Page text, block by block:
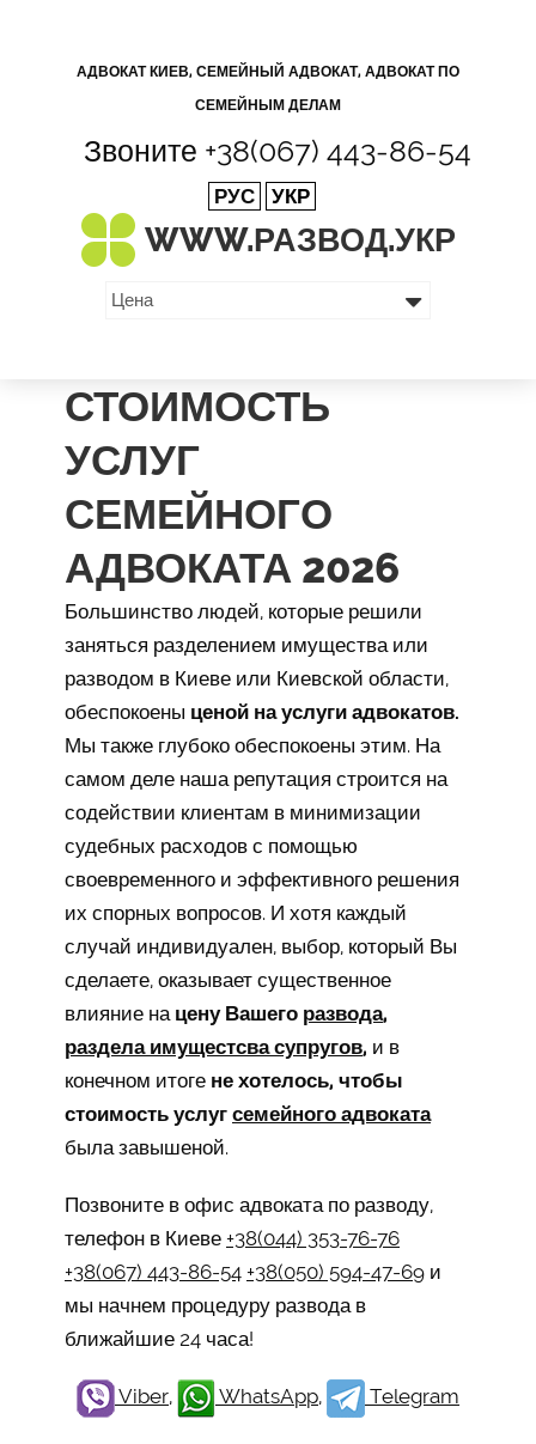
АДВОКАТ КИЕВ, СЕМЕЙНЫЙ АДВОКАТ, АДВОКАТ ПО
СЕМЕЙНЫМ ДЕЛАМ
Звоните +38(067) 443-86-54
РУС УКР
WWW.РАЗВОД.УКР
СТОИМОСТЬ
УСЛУГ
СЕМЕЙНОГО
АДВОКАТА 2026
Большинство людей, которые решили
заняться разделением имущества или
разводом в Киеве или Киевской области,
обеспокоены ценой на услуги адвокатов.
Мы также глубоко обеспокоены этим. На
самом деле наша репутация строится на
содействии клиентам в минимизации
судебных расходов с помощью
своевременного и эффективного решения
их спорных вопросов. И хотя каждый
случай индивидуален, выбор, который Вы
сделаете, оказывает существенное
влияние на цену Вашего развода,
раздела имущестсва супругов, и в
конечном итоге не хотелось, чтобы
стоимость услуг семейного адвоката
была завышеной.
Позвоните в офис адвоката по разводу,
телефон в Киеве +38(044) 353-76-76
+38(067) 443-86-54 +38(050) 594-47-69 и
мы начнем процедуру развода в
ближайшие 24 часа!
Viber, WhatsApp, Telegram